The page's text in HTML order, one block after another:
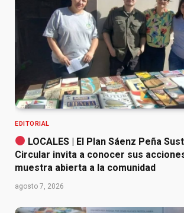
EDITORIAL
LOCALES | El Plan Sáenz Peña
Circular invita a conocer sus
muestra abierta a la comunidad
agosto 7, 2026